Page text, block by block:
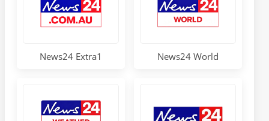
News24 Extra1 News24 World